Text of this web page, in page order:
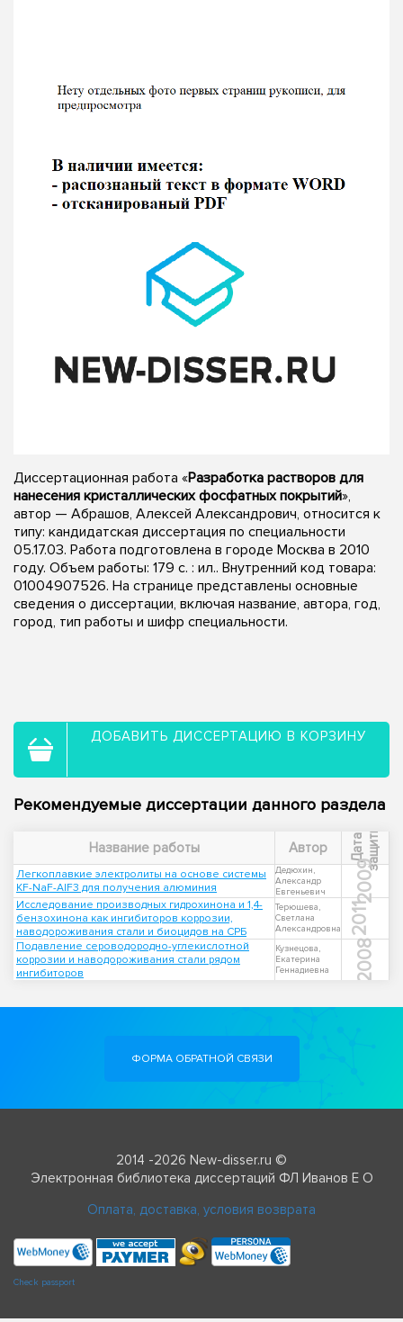
Диссертационная работа «Разработка растворов для
нанесения кристаллических фосфатных покрытий»,
автор — Абрашов, Алексей Александрович, относится к
типу: кандидатская диссертация по специальности
05.17.03. Работа подготовлена в городе Москва в 2010
году. Объем работы: 179 с. : ил.. Внутренний код товара:
01004907526. На странице представлены основные
сведения о диссертации, включая название, автора, год,
город, тип работы и шифр специальности.
ДОБАВИТЬ ДИССЕРТАЦИЮ В КОРЗИНУ
Рекомендуемые диссертации данного раздела
Название работы Автор Д
а
т
а
з
а
щ
и
ты
Легкоплавкие электролиты на основе системы
KF-NaF-AlF3 для получения алюминия
Дедюхин,
Александр
Евгеньевич
2009
Исследование производных гидрохинона и 1,4-
бензохинона как ингибиторов коррозии,
наводороживания стали и биоцидов на СРБ
Терюшева,
Светлана
Александровна
2011
Подавление сероводородно-углекислотной
коррозии и наводороживания стали рядом
ингибиторов
Кузнецова,
Екатерина
Геннадиевна
2008
ФОРМА ОБРАТНОЙ СВЯЗИ
2014 -2026 New-disser.ru ©
Электронная библиотека диссертаций ФЛ Иванов Е О
Оплата, доставка, условия возврата
Check passport